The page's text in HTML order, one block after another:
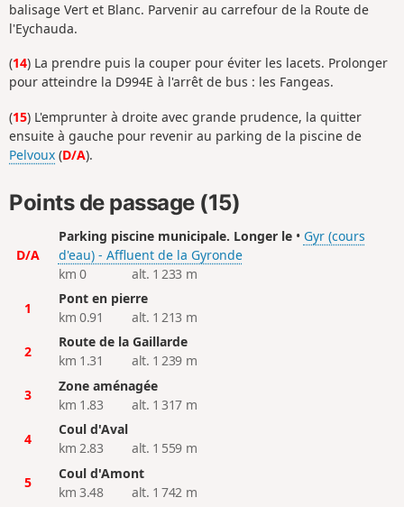
balisage Vert et Blanc. Parvenir au carrefour de la Route de
l'Eychauda.
(14) La prendre puis la couper pour éviter les lacets. Prolonger
pour atteindre la D994E à l'arrêt de bus : les Fangeas.
(15) L'emprunter à droite avec grande prudence, la quitter
ensuite à gauche pour revenir au parking de la piscine de
Pelvoux (D/A).
Points de passage (15)
D/A
Parking piscine municipale. Longer le• Gyr (cours
d'eau) - Affluent de la Gyronde
km 0
alt. 1 233 m
1
Pont en pierre
km 0.91
alt. 1 213 m
2
Route de la Gaillarde
km 1.31
alt. 1 239 m
3
Zone aménagée
km 1.83
alt. 1 317 m
4
Coul d'Aval
km 2.83
alt. 1 559 m
5
Coul d'Amont
km 3.48
alt. 1 742 m